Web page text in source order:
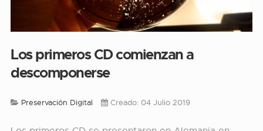
Los primeros CD comienzan a
descomponerse
Preservación Digital Creado: 04 Julio 2019